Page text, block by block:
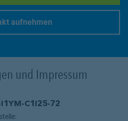
aufnehmen
und Impressum
C1I25-72